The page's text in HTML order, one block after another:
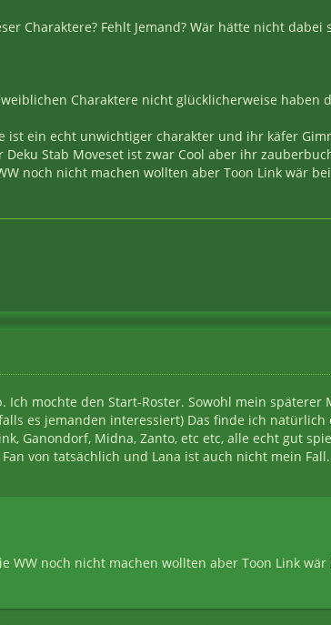
Charaktere? Fehlt Jemand? Wär hätte nicht
Charaktere nicht glücklicherweise haben
ist ein echt unwichtiger charakter und ihr käfer
Deku Stab Moveset ist zwar Cool aber ihr
noch nicht machen wollten aber Toon Link wär
Ich mochte den Start-Roster. Sowohl mein
es jemanden interessiert) Das finde ich
Ganondorf, Midna, Zanto, etc etc, alle echt gut
von tatsächlich und Lana ist auch nicht mein
WW noch nicht machen wollten aber Toon Link